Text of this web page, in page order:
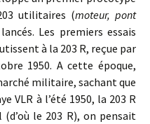
utilitaires (moteur, pont
Les premiers essais
à la 203 R, reçue par
1950. A cette époque,
militaire, sachant que
VLR à l’été 1950, la 203 R
le 203 R), on pensait